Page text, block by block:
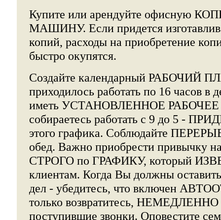
Купите или арендуйте офисную
МАШИНУ. Если придется
копий, расходы на приобретение
быстро окупятся.
Создайте календарный РАБОЧИЙ
приходилось работать по 16 часов в
иметь УСТАНОВЛЕННОЕ
собираетесь работать с 9 до 5 -
этого графика. Соблюдайте
обед. Важно приобрести привычку
СТРОГО по ГРАФИКУ, который
клиентам. Когда Вы должны
дел - убедитесь, что включен
только возвратитесь, НЕМЕДЛЕННО
поступившие звонки. Оповестите